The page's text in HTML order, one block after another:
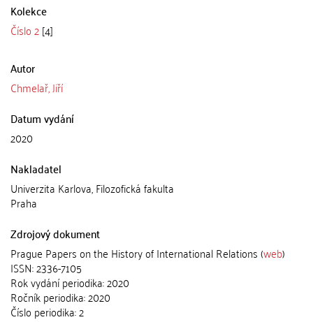
Kolekce
Číslo 2[4]
Autor
Chmelař, Jiří
Datum vydání
2020
Nakladatel
Univerzita Karlova, Filozofická fakulta
Praha
Zdrojový dokument
Prague Papers on the History of International Relations (web)
ISSN: 2336-7105
Rok vydání periodika: 2020
Ročník periodika: 2020
Číslo periodika: 2